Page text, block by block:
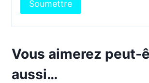
Vous aimerez peut-
aussi…